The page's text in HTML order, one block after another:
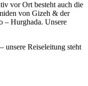
vor Ort besteht auch die
von Gizeh & der
– Hurghada. Unsere
Reiseleitung steht